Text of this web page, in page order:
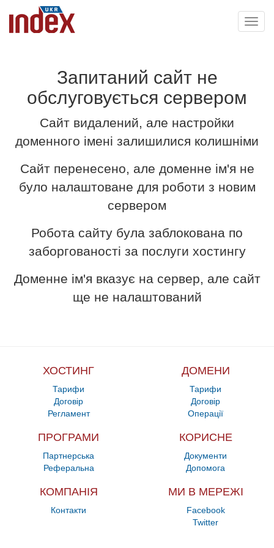
Запитаний сайт не
обслуговується сервером
Сайт видалений, але настройки
доменного імені залишилися колишніми
Сайт перенесено, але доменне ім'я не
було налаштоване для роботи з новим
сервером
Робота сайту була заблокована по
заборгованості за послуги хостингу
Доменне ім'я вказує на сервер, але сайт
ще не налаштований
ХОСТИНГ
Тарифи
Договір
Регламент
ДОМЕНИ
Тарифи
Договір
Операції
ПРОГРАМИ
Партнерська
Реферальна
КОРИСНЕ
Документи
Допомога
КОМПАНІЯ
Контакти
МИ В МЕРЕЖІ
Facebook
Twitter